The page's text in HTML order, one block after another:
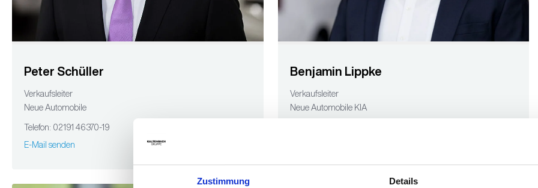
Zustimmung Details
Peter Schüller
Verkaufsleiter
Neue Automobile
Telefon: 02191 46370-19
E-Mail senden
Benjamin Lippke
Verkaufsleiter
Neue Automobile KIA